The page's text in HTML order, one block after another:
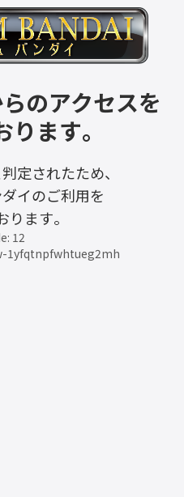
のアクセスを
ます。
定されたため、
イのご利用を
ります。
12
1yfqtnpfwhtueg2mh